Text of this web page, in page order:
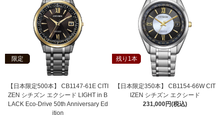
限定
【日本限定500本】 CB1147-61E CITI
ZEN シチズン エクシード LIGHT in B
LACK Eco-Drive 50th Anniversary Ed
ition
残り1本
【日本限定350本】 CB1154-66W CIT
IZEN シチズン エクシード
231,000円(税込)